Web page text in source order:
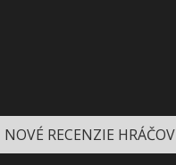
NOVÉ RECENZIE HRÁČOV